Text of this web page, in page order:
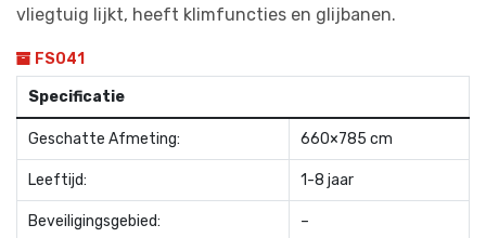
vliegtuig lijkt, heeft klimfuncties en glijbanen.
FS041
Specificatie
Geschatte Afmeting: 660×785 cm
Leeftijd: 1-8 jaar
Beveiligingsgebied: –